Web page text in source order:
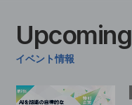
Upcoming
イベント情報